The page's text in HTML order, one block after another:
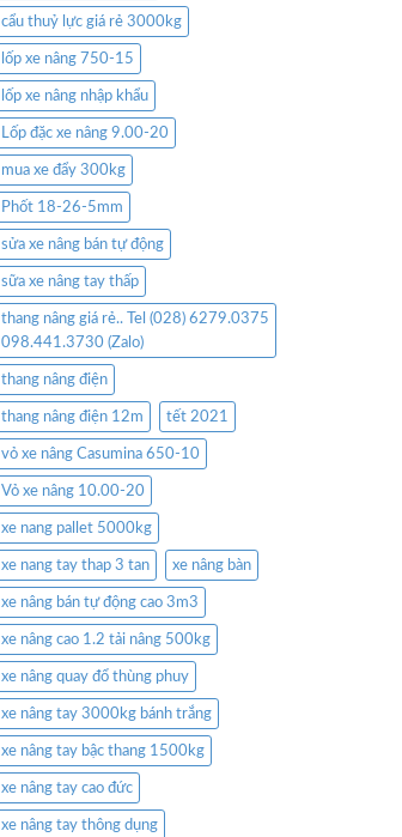
cẩu thuỷ lực giá rẻ 3000kg
lốp xe nâng 750-15
lốp xe nâng nhập khẩu
Lốp đặc xe nâng 9.00-20
mua xe đẩy 300kg
Phốt 18-26-5mm
sửa xe nâng bán tự động
sữa xe nâng tay thấp
thang nâng giá rẻ.. Tel (028) 6279.0375
098.441.3730 (Zalo)
thang nâng điện
thang nâng điện 12m tết 2021
vỏ xe nâng Casumina 650-10
Vỏ xe nâng 10.00-20
xe nang pallet 5000kg
xe nang tay thap 3 tan xe nâng bàn
xe nâng bán tự động cao 3m3
xe nâng cao 1.2 tải nâng 500kg
xe nâng quay đổ thùng phuy
xe nâng tay 3000kg bánh trắng
xe nâng tay bậc thang 1500kg
xe nâng tay cao đức
xe nâng tay thông dụng